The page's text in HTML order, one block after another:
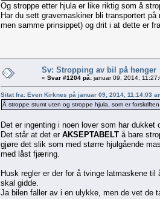
Og stroppe etter hjula er like riktig som å
Har du sett gravemaskiner bli transportert
men samme prinsippet) og drit i at dette er
Sv: Stropping av bil på henger
« Svar #1204 på: januar 09, 2014,
Sitat fra: Even Kirknes på januar 09, 2014, 11:14:03
Å stroppe stumt uten og stroppe hjula, som er
Det er ingenting i noen lover som har
Det står at det er AKSEPTABELT å bare
gjøre det slik som med større hjulgående
med låst fjæring.
Husk regler er der for å tvinge latmaskene
skal gidde.
Ja bilen faller av i en ulykke, men de vet de